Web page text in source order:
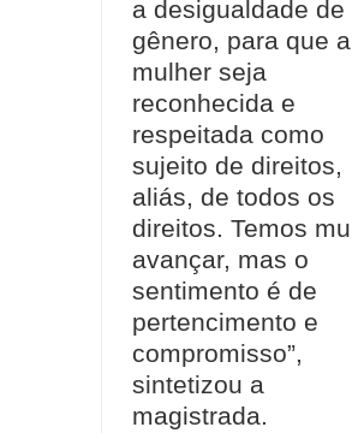
a desigualdade de
gênero, para que a
mulher seja
reconhecida e
respeitada como
sujeito de direitos,
aliás, de todos os
direitos. Temos
avançar, mas o
sentimento é de
pertencimento e
compromisso”,
sintetizou a
magistrada.